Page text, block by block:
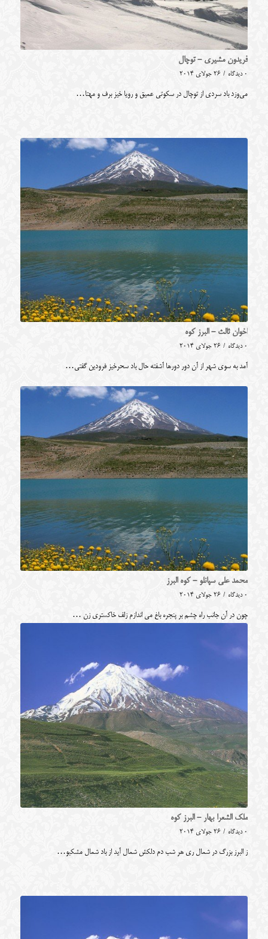
فریدون مشیری - توچال
0 دیدگاه / 26 جولای 2014
می‌وزد باد سردی از توچال در سکوتی عمیق و رویا خیز برف و مهتا…
اخوان ثالث - البرز کوه
0 دیدگاه / 26 جولای 2014
آمد به سوی شهر از آن دور دورها آشفته حال باد سحرخیز فرودین گفتی…
محمد علی سپانلو - کوه البرز
0 دیدگاه / 26 جولای 2014
چون در آن جانب راه چشم بر پنجره باغ می اندازم زلف خاکستری زن …
ملک الشعرا بهار - البرز کوه
0 دیدگاه / 26 جولای 2014
ز البرز بزرگ در شمال ری هر شب دم دلکش شمال آید از باد شمال مشکبو…